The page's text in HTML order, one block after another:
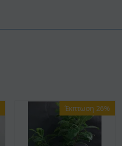
Έκπτωση 26%